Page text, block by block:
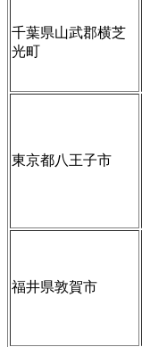
千葉県山武郡横芝
光町
東京都八王子市
福井県敦賀市